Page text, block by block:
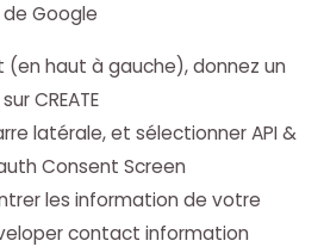
Google
(en haut à gauche), donnez un
CREATE
latérale, et sélectionner API &
Consent Screen
les information de votre
contact information